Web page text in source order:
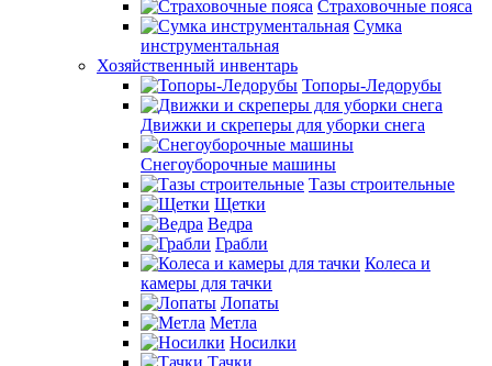
Страховочные пояса
Сумка
инструментальная
Хозяйственный инвентарь
Топоры-Ледорубы
Движки и скреперы для уборки снега
Снегоуборочные машины
Тазы строительные
Щетки
Ведра
Грабли
Колеса и
камеры для тачки
Лопаты
Метла
Носилки
Тачки